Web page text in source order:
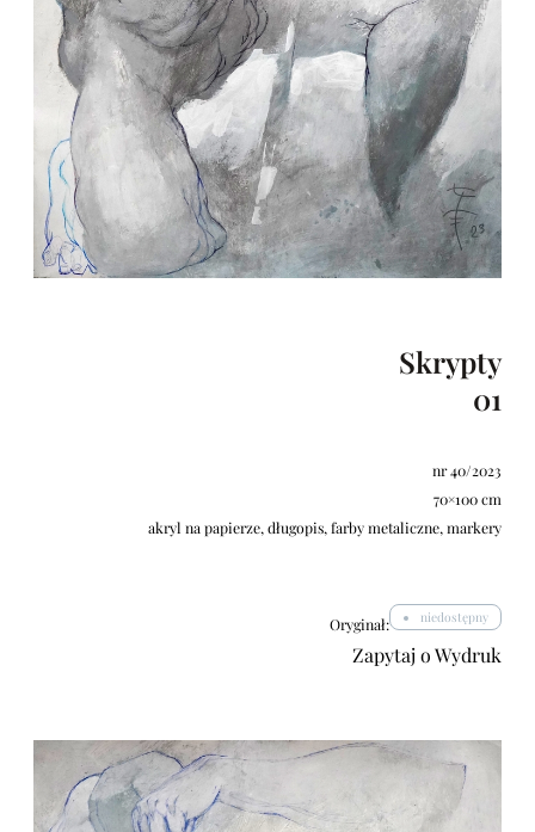
Skrypty
01
nr 40/2023
70×100 cm
akryl na papierze, długopis, farby metaliczne, markery
Oryginał: niedostępny
Zapytaj o Wydruk